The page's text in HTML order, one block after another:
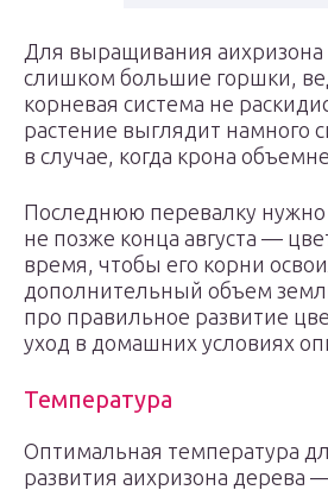
Для выращивания аихризона
слишком большие горшки,
корневая система не
растение выглядит намного
в случае, когда крона
Последнюю перевалку
не позже конца августа —
время, чтобы его корни
дополнительный объем
про правильное развитие
уход в домашних условиях
Температура
Оптимальная температура
развития аихризона дерева